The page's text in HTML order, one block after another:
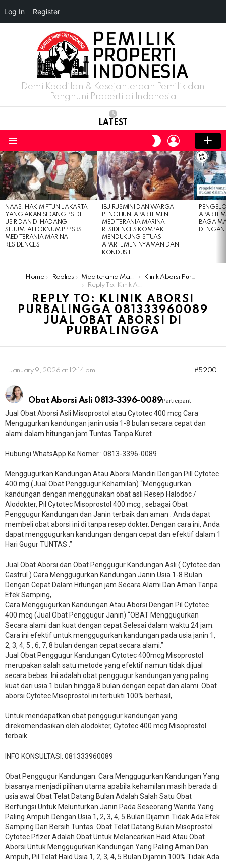
Demi Keadilan & Kesejahteraan Pemilik dan
Penghuni Properti di Indonesia
LATEST
SWITCH
SKIN
LOGIN
LATEST
STORIES
NAAS, HAKIM PTUN JAKARTA
YANG AKAN SIDANG PS DI
USIR DAN DI HADANG
SEJUMLAH OKNUM PPPSRS
MEDITERANIA MARINA
RESIDENCES
IBU RUSMINI DAN WARGA
PENGHUNI APARTEMEN
MEDITERANIA MARINA
RESIDENCES KOMPAK
MENDUKUNG SITUASI
APARTEMEN NYAMAN DAN
KONDUSIF
DENGAN
You are here:
Home Replies Mediterania Marina Residences
Klinik Aborsi Purbalingga 081333960089 Jual Obat Aborsi Di Purbalingga
Reply To: Klinik Aborsi Purbalingga 081333960089 Jual Obat Aborsi Di Purbalingga
REPLY TO: KLINIK ABORSI
PURBALINGGA 081333960089
JUAL OBAT ABORSI DI
PURBALINGGA
January 9, 2026 at 12:14 pm #5200
Obat Aborsi Asli 0813-3396-0089Participant
Jual Obat Aborsi Asli Misoprostol atau Cytotec 400 mcg Cara
Mengugurkan kandungan janin usia 1-8 bulan secara cepat dan
alami dalam hitungan jam Tuntas Tanpa Kuret
Hubungi WhatsApp Ke Nomer : 0813-3396-0089​
Menggugurkan Kandungan Atau Aborsi Mandiri Dengan Pill Cytotec
400 mg (Jual Obat Penggugur Kehamilan) “Menggugurkan
kandungan dengan menggunakan obat asli Resep Halodoc /
Alodokter, Pil Cytotec Misoprostol 400 mcg , sebagai Obat
Penggugur Kandungan dan Janin terbaik dan aman . Anda dapat
membeli obat aborsi ini di tanpa resep dokter. Dengan cara ini, Anda
dapat menggugurkan kandungan dengan cepat dan efektif dalam 1
Hari Gugur TUNTAS .”
Jual Obat Aborsi dan Obat Penggugur Kandungan Asli ( Cytotec dan
Gastrul ) Cara Menggugurkan Kandungan Janin Usia 1-8 Bulan
Dengan Cepat Dalam Hitungan jam Secara Alami Dan Aman Tanpa
Efek Samping,
Cara Menggugurkan Kandungan Atau Aborsi Dengan Pil Cytotec
400 mcg (Jual Obat Penggugur Janin) “OBAT Menggugurkan
Secara alami dan kuat dengan cepat Selesai dalam waktu 24 jam.
Cara ini efektif untuk menggugurkan kandungan pada usia janin 1,
2, 3, 4, 5 , 6, 7, 8 bulan dengan cepat secara alami.”
Jual Obat Penggugur Kandungan Cytotec 400mcg Misoprostol
merupakan salah satu metode yang efektif namun tidak dijual
secara bebas. Ini adalah obat penggugur kandungan yang paling
kuat dari usia 1 bulan hingga 8 bulan dengan cepat dan alami. Obat
aborsi Cytotec Misoprostol ini terbukti 100% berhasil,
Untuk mendapatkan obat penggugur kandungan yang
direkomendasikan oleh alodokter, Cytotec 400 mcg Misoprostol
terbaik
INFO KONSULTASI: 081333960089
​Obat Penggugur Kandungan. Cara Menggugurkan Kandungan Yang
biasanya menjadi pilihan utama apabila kehamilan masih berada di
usia awal Obat Telat Datang Bulan Adalah Salah Satu Obat
Berfungsi Untuk Melunturkan Janin Pada Seseorang Wanita Yang
Paling Ampuh Dengan Usia 1, 2, 3, 4, 5 Bulan Dijamin Tidak Ada Efek
Samping Dan Bersih Tuntas. Obat Telat Datang Bulan Misoprostol
Cytotec Pfizer Adalah Obat Untuk Melancarkan Haid Atau Obat
Aborsi Untuk Menggugurkan Kandungan Yang Paling Aman Dan
Ampuh, Pil Telat Haid Usia 1, 2, 3, 4, 5 Bulan Dijamin 100% Tidak Ada
Log In Register